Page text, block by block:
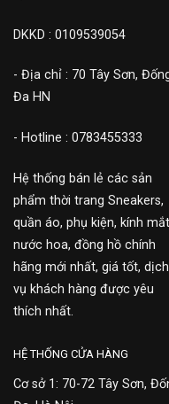
DKKD : 0109539054
- Địa chỉ : 70 Tây Sơn,
Đa HN
- Hotline : 0783455333
Hệ thống bán lẻ các sản
phẩm thời trang Sneakers,
quần áo, phụ kiện, kính
nước hoa, đồng hồ chính
hãng mới nhất, giá tốt, dịch
vụ khách hàng được yêu
thích nhất.
HỆ THỐNG CỬA HÀNG
Cơ sở 1: 70-72 Tây Sơn,